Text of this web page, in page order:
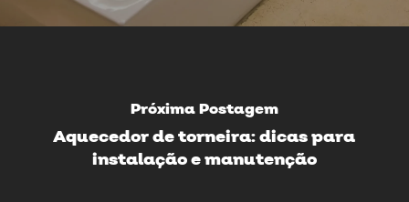
Próxima Postagem
Aquecedor de torneira: dicas para
instalação e manutenção